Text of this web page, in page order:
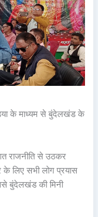
के माध्यम से बुंदेलखंड के
राजनीति से उठकर
के लिए सभी लोग प्रयास
बुंदेलखंड की मिनी